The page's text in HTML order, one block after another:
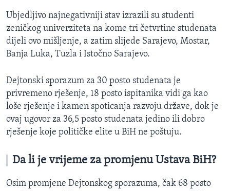
Ubjedljivo najnegativniji stav izrazili su studenti
zeničkog univerziteta na kome tri četvrtine studenata
dijeli ovo mišljenje, a zatim slijede Sarajevo, Mostar,
Banja Luka, Tuzla i Istočno Sarajevo.
Dejtonski sporazum za 30 posto studenata je
privremeno rješenje, 18 posto ispitanika vidi ga kao
loše rješenje i kamen spoticanja razvoju države, dok je
ovaj ugovor za 36,5 posto studenata jedino ili dobro
rješenje koje političke elite u BiH ne poštuju.
Da li je vrijeme za promjenu Ustava BiH?
Osim promjene Dejtonskog sporazuma, čak 68 posto